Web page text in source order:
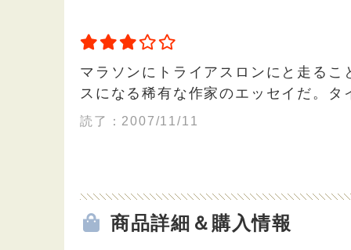
マラソンにトライアスロンにと走る
スになる稀有な作家のエッセイだ。
読了：2007/11/11
商品詳細＆購入情報